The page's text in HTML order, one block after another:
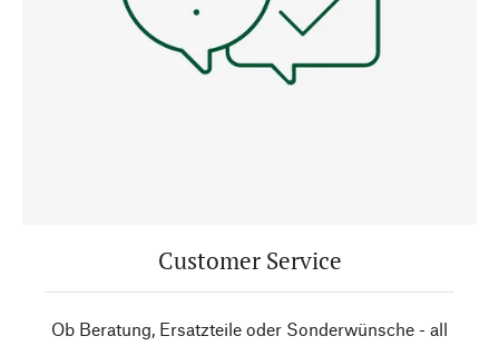
Customer Service
Ob Beratung, Ersatzteile oder Sonderwünsche - all